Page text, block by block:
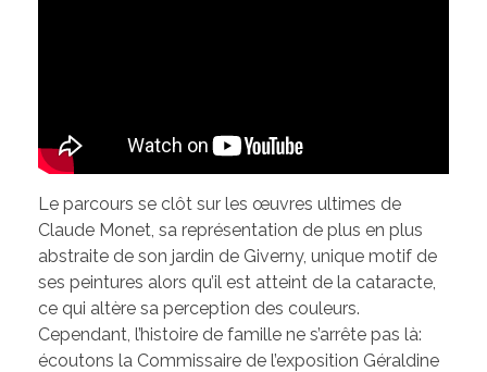
Le parcours se clôt sur les œuvres ultimes de
Claude Monet, sa représentation de plus en plus
abstraite de son jardin de Giverny, unique motif de
ses peintures alors qu’il est atteint de la cataracte,
ce qui altère sa perception des couleurs.
Cependant, l’histoire de famille ne s’arrête pas là:
écoutons la Commissaire de l’exposition Géraldine